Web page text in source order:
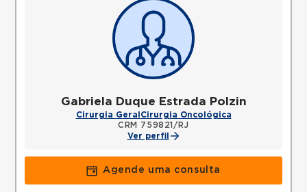
Gabriela Duque Estrada Polzin
Cirurgia Geral Cirurgia Oncológica
CRM 759821/RJ
Ver perfil
Agende uma consulta